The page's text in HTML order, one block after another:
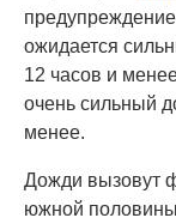
ожидается
12 часов и
очень сильный
менее.
Дожди вызовут
южной